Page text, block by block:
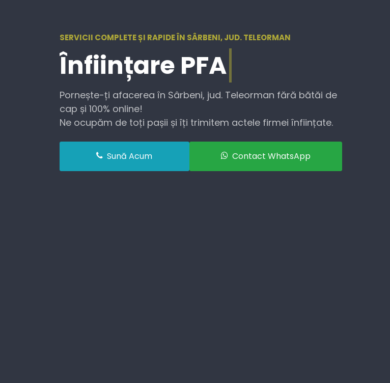
SERVICII COMPLETE ȘI RAPIDE ÎN SÂRBENI, JUD. TELEORMAN
Înființare PFA
Pornește-ți afacerea în Sârbeni, jud. Teleorman fără bătăi de
cap și 100% online!
Ne ocupăm de toți pașii și îți trimitem actele firmei înființate.
Sună Acum Contact WhatsApp